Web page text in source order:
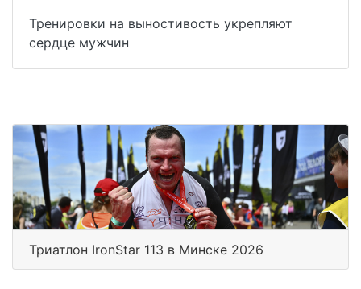
Тренировки на выностивость укрепляют
сердце мужчин
Триатлон IronStar 113 в Минске 2026